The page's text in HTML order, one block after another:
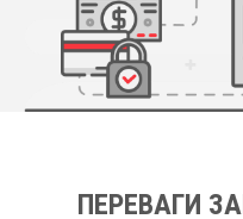
ПЕРЕВАГИ